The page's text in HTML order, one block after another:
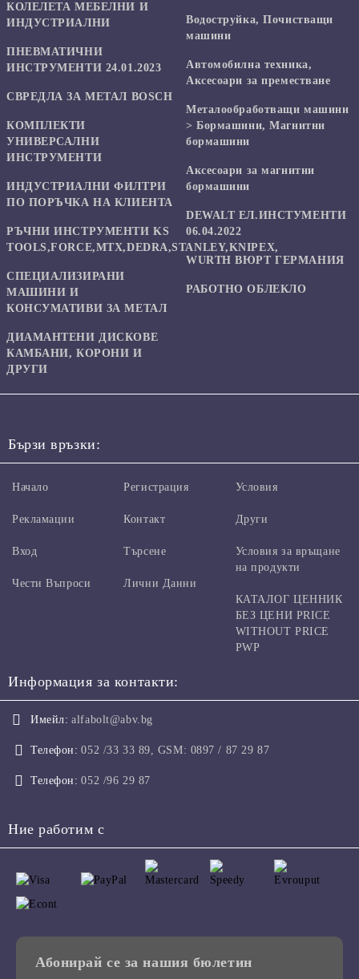
КОЛЕЛЕТА МЕБЕЛНИ И
ИНДУСТРИАЛНИ
ПНЕВМАТИЧНИ
ИНСТРУМЕНТИ 24.01.2023
СВРЕДЛА ЗА МЕТАЛ BOSCH
КОМПЛЕКТИ
УНИВЕРСАЛНИ
ИНСТРУМЕНТИ
ИНДУСТРИАЛНИ ФИЛТРИ
ПО ПОРЪЧКА НА КЛИЕНТА
РЪЧНИ ИНСТРУМЕНТИ KS
TOOLS,FORCE,MTX,DEDRA,STANLEY,KNIPEX,
СПЕЦИАЛИЗИРАНИ
МАШИНИ И
КОНСУМАТИВИ ЗА МЕТАЛ
ДИАМАНТЕНИ ДИСКОВЕ
КАМБАНИ, КОРОНИ И
ДРУГИ
Водоструйка, Почистващи
машини
Автомобилна техника,
Аксесоари за преместване
Mеталообработващи машини
> Бормашини, Магнитни
бормашини
Аксесоари за магнитни
бормашини
DEWALT ЕЛ.ИНСТУМЕНТИ
06.04.2022
WURTH ВЮРТ ГЕРМАНИЯ
РАБОТНО ОБЛЕКЛО
Бързи връзки:
Начало
Рекламации
Вход
Чести Въпроси
Регистрация
Контакт
Търсене
Лични Данни
Условия
Други
Условия за връщане
на продукти
КАТАЛОГ ЦЕННИК
БЕЗ ЦЕНИ PRICE
WITHOUT PRICE
PWP
Информация за контакти:
Имейл: alfabolt@abv.bg
Телефон: 052 /33 33 89, GSM: 0897 / 87 29 87
Телефон: 052 /96 29 87
Ние работим с
Абонирай се за нашия бюлетин